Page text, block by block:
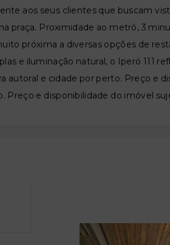
aos seus clientes que buscam
praça. Proximidade ao metrô, 3
próxima a diversas opções de
e iluminação natural, o Iperó 111
autoral e cidade por perto. Preço e
Preço e disponibilidade do imóvel